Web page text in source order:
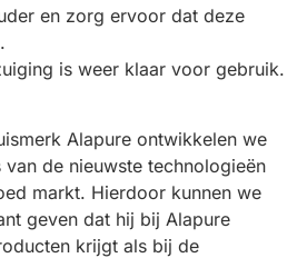
en zorg ervoor dat deze
is weer klaar voor gebruik.
Alapure ontwikkelen we
de nieuwste technologieën
markt. Hierdoor kunnen we
geven dat hij bij Alapure
krijgt als bij de